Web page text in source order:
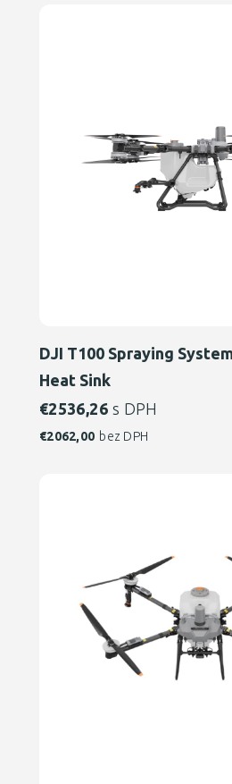
DJI T100 Spraying
Heat Sink
€2536,26 s DPH
€2062,00 bez DPH